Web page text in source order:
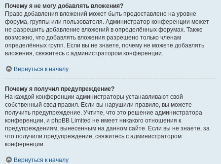
Почему я не могу добавлять вложения?
Право добавления вложений может быть предоставлено на уровне
форума, группы или пользователя. Администратор конференции может
не разрешить добавление вложений в определённых форумах. Также
возможно, что добавлять вложения разрешено только членам
определённых групп. Если вы не знаете, почему не можете добавлять
вложения, свяжитесь с администратором конференции.
Вернуться к началу
Почему я получил предупреждение?
На каждой конференции администраторы устанавливают свой
собственный свод правил. Если вы нарушили правило, вы можете
получить предупреждение. Учтите, что это решение администратора
конференции, и phpBB Limited не имеет никакого отношения к
предупреждениям, вынесенным на данном сайте. Если вы не знаете, за
что получили предупреждение, свяжитесь с администратором
конференции.
Вернуться к началу